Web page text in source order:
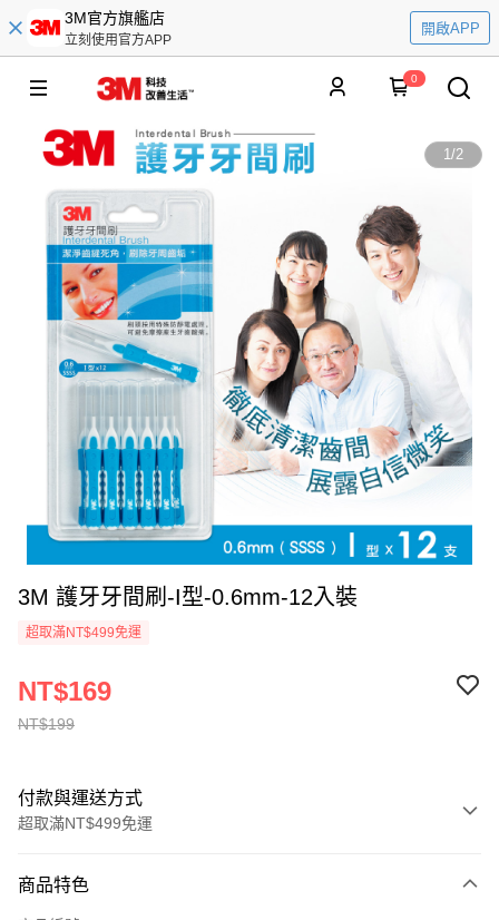
3M官方旗艦店
立刻使用官方APP
開啟APP
0
1/2
3M 護牙牙間刷-I型-0.6mm-12入裝
超取滿NT$499免運
NT$199
NT$169
付款與運送方式
超取滿NT$499免運
信用卡一次付款
商品特色